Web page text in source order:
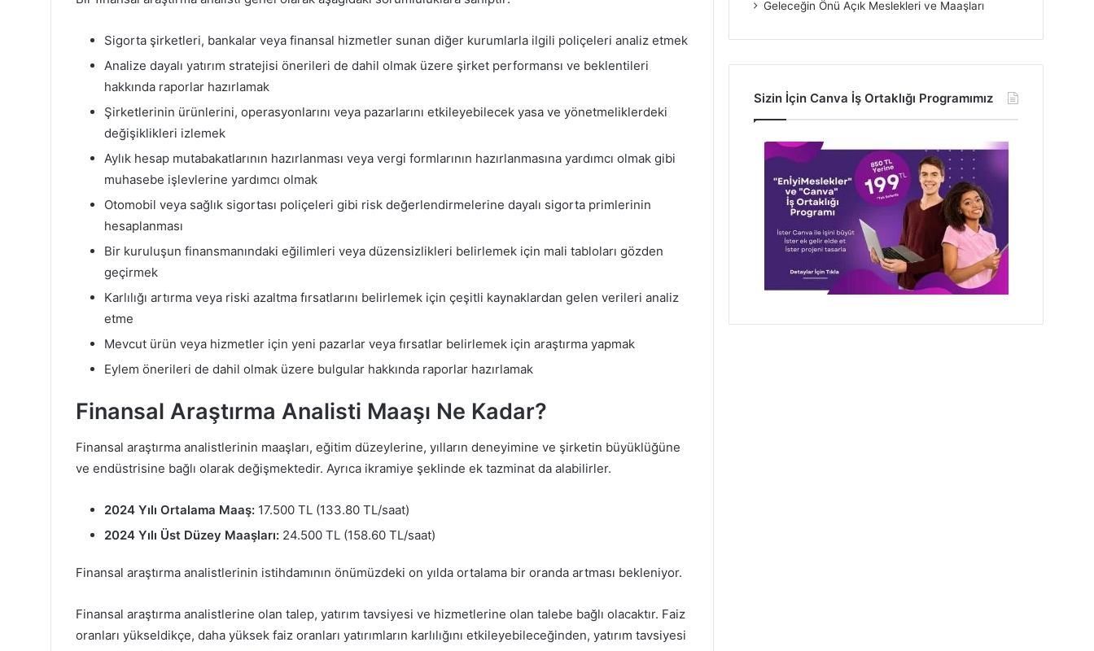
Sigorta şirketleri, bankalar veya finansal hizmetler sunan diğer kurumlarla ilgili poliçeleri analiz etmek
Analize dayalı yatırım stratejisi önerileri de dahil olmak üzere şirket performansı ve beklentileri
hakkında raporlar hazırlamak
Şirketlerinin ürünlerini, operasyonlarını veya pazarlarını etkileyebilecek yasa ve yönetmeliklerdeki
değişiklikleri izlemek
Aylık hesap mutabakatlarının hazırlanması veya vergi formlarının hazırlanmasına yardımcı olmak gibi
muhasebe işlevlerine yardımcı olmak
Otomobil veya sağlık sigortası poliçeleri gibi risk değerlendirmelerine dayalı sigorta primlerinin
hesaplanması
Bir kuruluşun finansmanındaki eğilimleri veya düzensizlikleri belirlemek için mali tabloları gözden
geçirmek
Karlılığı artırma veya riski azaltma fırsatlarını belirlemek için çeşitli kaynaklardan gelen verileri analiz
etme
Mevcut ürün veya hizmetler için yeni pazarlar veya fırsatlar belirlemek için araştırma yapmak
Eylem önerileri de dahil olmak üzere bulgular hakkında raporlar hazırlamak
Finansal Araştırma Analisti Maaşı Ne Kadar?
Finansal araştırma analistlerinin maaşları, eğitim düzeylerine, yılların deneyimine ve şirketin büyüklüğüne
ve endüstrisine bağlı olarak değişmektedir. Ayrıca ikramiye şeklinde ek tazminat da alabilirler.
2024 Yılı Ortalama Maaş: 17.500 TL (133.80 TL/saat)
2024 Yılı Üst Düzey Maaşları: 24.500 TL (158.60 TL/saat)
Finansal araştırma analistlerinin istihdamının önümüzdeki on yılda ortalama bir oranda artması bekleniyor.
Finansal araştırma analistlerine olan talep, yatırım tavsiyesi ve hizmetlerine olan talebe bağlı olacaktır. Faiz
oranları yükseldikçe, daha yüksek faiz oranları yatırımların karlılığını etkileyebileceğinden, yatırım tavsiyesi
Geleceğin Önü Açık Meslekleri ve Maaşları
Sizin İçin Canva İş Ortaklığı Programımız